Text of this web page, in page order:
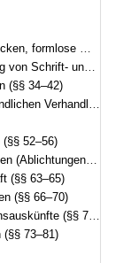
(§§ 30–31)
(§§ 32–33)
(§§ 34–42)
(§§ 43–44)
52–56)
und Vergleichen (§§ 57–62)
(§§ 63–65)
(§§ 66–70)
(§§ 71–72)
73–81)